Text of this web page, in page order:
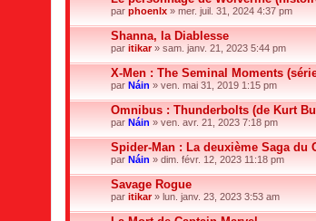
par phoenlx » mer. juil. 31, 2024 4:37 pm
Shanna, la Diablesse
par itikar» sam. janv. 21, 2023 5:44 pm
X-Men : The Seminal Moments
par Náin » ven. mai 31, 2019 1:15 pm
Omnibus : Thunderbolts (de Kurt
par Náin » ven. avr. 21, 2023 7:18 pm
Spider-Man : La deuxième Saga du
par Náin » dim. févr. 12, 2023 11:18 pm
Savage Rogue
par itikar» lun. janv. 23, 2023 3:53 am